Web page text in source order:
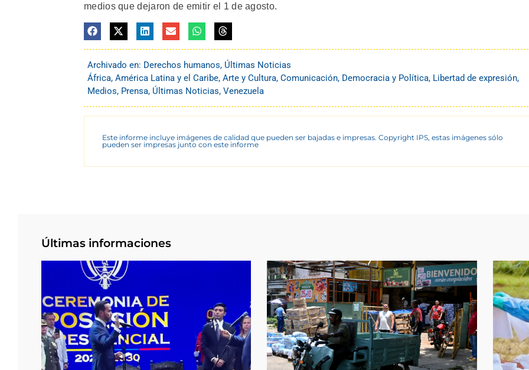
medios que dejaron de emitir el 1 de agosto.
Archivado en: Derechos humanos, Últimas Noticias
África, América Latina y el Caribe, Arte y Cultura, Comunicación, Democracia y Política, Libertad de expresión,
Medios, Prensa, Últimas Noticias, Venezuela
Este informe incluye imágenes de calidad que pueden ser bajadas e impresas. Copyright IPS, estas imágenes sólo
pueden ser impresas junto con este informe
Últimas informaciones